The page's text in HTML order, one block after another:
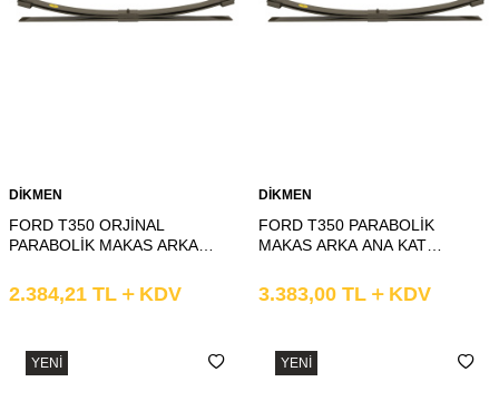
DİKMEN
FORD T350 ORJİNAL
PARABOLİK MAKAS ARKA
2.384,21 TL KDV
DİKMEN
FORD T350 PARABOLİK
MAKAS ARKA ANA KAT
3.383,00 TL KDV
YENI YENI